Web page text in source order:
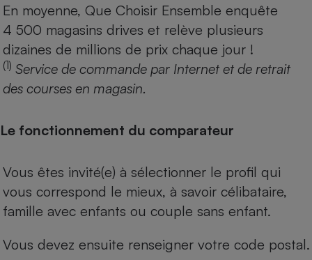
En moyenne, Que Choisir Ensemble enquête
4 500 magasins drives et relève plusieurs
dizaines de millions de prix chaque jour !
(1) Service de commande par Internet et de retrait
des courses en magasin.
Le fonctionnement du comparateur
Vous êtes invité(e) à sélectionner le profil qui
vous correspond le mieux, à savoir célibataire,
famille avec enfants ou couple sans enfant.
Vous devez ensuite renseigner votre code postal.